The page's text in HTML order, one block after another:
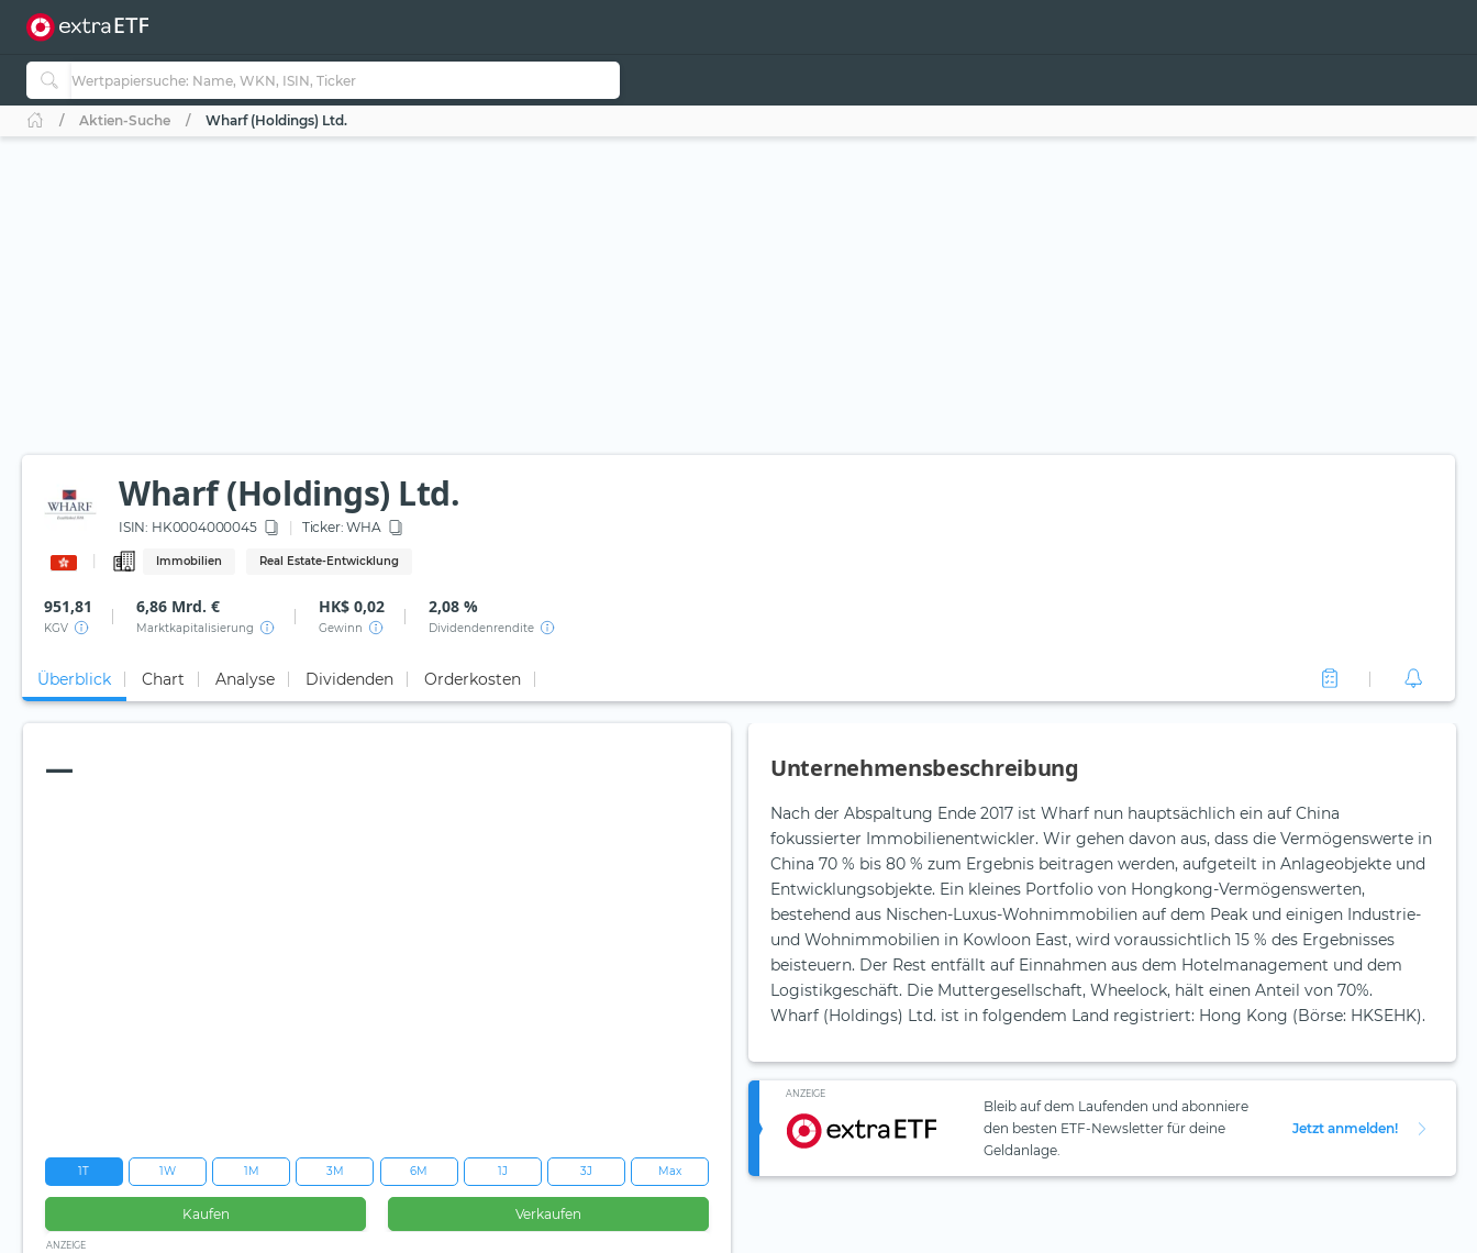
Aktien-Suche Wharf (Holdings) Ltd.
Wharf (Holdings) Ltd.
ISIN: HK0004000045 Ticker: WHA
Immobilien Real Estate-Entwicklung
951,81
KGV
6,86 Mrd. €
Marktkapitalisierung
HK$ 0,02
Gewinn
2,08 %
Dividendenrendite
Überblick Chart Analyse Dividenden Orderkosten
—
1T 1W 1M 3M 6M 1J 3J Max
Kaufen Verkaufen
ANZEIGE
Unternehmensbeschreibung
Nach der Abspaltung Ende 2017 ist Wharf nun hauptsächlich ein auf China
fokussierter Immobilienentwickler. Wir gehen davon aus, dass die Vermögenswerte in
China 70 % bis 80 % zum Ergebnis beitragen werden, aufgeteilt in Anlageobjekte und
Entwicklungsobjekte. Ein kleines Portfolio von Hongkong-Vermögenswerten,
bestehend aus Nischen-Luxus-Wohnimmobilien auf dem Peak und einigen Industrie-
und Wohnimmobilien in Kowloon East, wird voraussichtlich 15 % des Ergebnisses
beisteuern. Der Rest entfällt auf Einnahmen aus dem Hotelmanagement und dem
Logistikgeschäft. Die Muttergesellschaft, Wheelock, hält einen Anteil von 70%.
Wharf (Holdings) Ltd. ist in folgendem Land registriert: Hong Kong (Börse: HKSEHK).
ANZEIGE
Bleib auf dem Laufenden und abonniere
den besten ETF-Newsletter für deine
Geldanlage.
Jetzt anmelden!